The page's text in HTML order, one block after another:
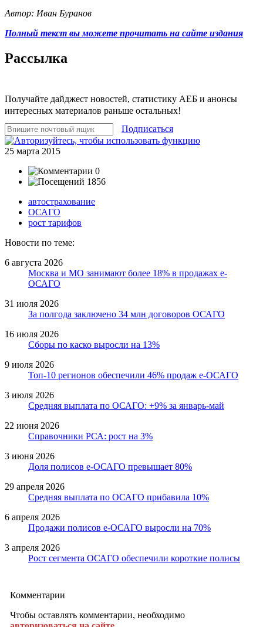
Автор: Иван Буранов
Полный текст вы можете прочитать на сайте издания
Рассылка
Получайте дайджест новостей, статистику АЕБ и анонсы
интересных материалов раньше остальных!
Подписаться
25 марта 2015
0
1856
автострахование
ОСАГО
рост тарифов
Новости по теме:
6 августа 2026
Москва и МО занимают более 18% в продажах е-
ОСАГО
31 июля 2026
За полгода заключено 34 млн договоров ОСАГО
16 июля 2026
Сборы по каско выросли на 13%
9 июля 2026
Топ-10 регионов обеспечили 46% продаж е-ОСАГО
3 июля 2026
Средняя выплата по ОСАГО: +9% за январь-май
22 июня 2026
Справочники РСА: рост на 3%
3 июня 2026
Доля полисов е-ОСАГО превышает 80%
29 апреля 2026
Средняя выплата по ОСАГО прибавила 10%
6 апреля 2026
Продажи полисов е-ОСАГО выросли на 70%
3 апреля 2026
Рост сегмента ОСАГО обеспечили короткие полисы
Комментарии
Чтобы оставлять комментарии, необходимо